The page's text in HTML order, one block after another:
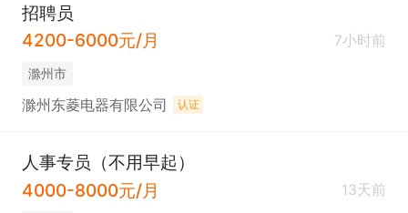
招聘员
4200-6000元/月
7小时前
滁州市
滁州东菱电器有限公司 认证
人事专员（不用早起）
4000-8000元/月
13天前